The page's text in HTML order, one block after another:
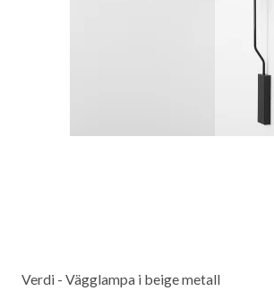
Verdi - Vägglampa i beige metall